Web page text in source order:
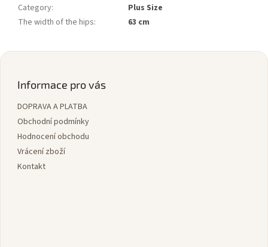
Category:
Plus Size
The width of the hips: 63 cm
Z
Informace pro vás
DOPRAVA A PLATBA
Obchodní podmínky
Hodnocení obchodu
Vrácení zboží
Kontakt